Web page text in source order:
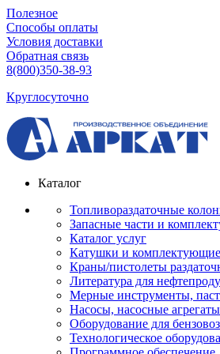
Полезное
Способы оплаты
Условия доставки
Обратная связь
8(800)350-38-93
Круглосуточно
Каталог
Топливораздаточные
Запасные части и
Каталог услуг
Катушки и комплектующие
Краны/пистолеты
Литература для
Мерные инструменты,
Насосы, насосные
Оборудование для
Технологическое